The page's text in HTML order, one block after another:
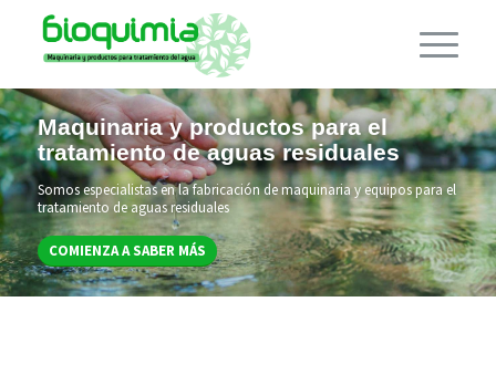
Maquinaria y productos para el
tratamiento de aguas residuales
Somos especialistas en la fabricación de maquinaria y equipos para el
tratamiento de aguas residuales
COMIENZA A SABER MÁS